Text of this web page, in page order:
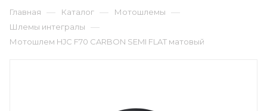
Главная — Каталог — Мотошлемы —
Шлемы интегралы —
Мотошлем HJC F70 CARBON SEMI FLAT матовый